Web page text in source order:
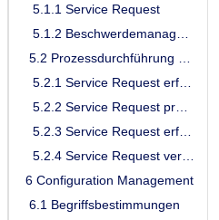
5.1.1 Service Request
6 Configuration Management
6.1 Begriffsbestimmungen